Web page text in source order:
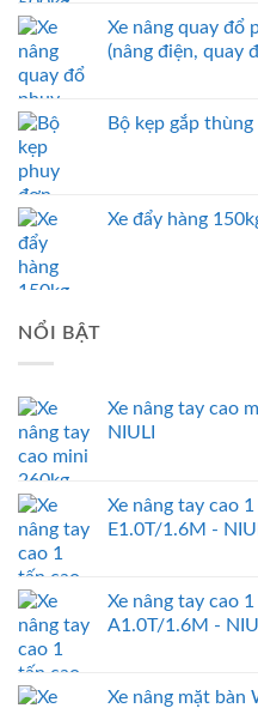
Xe nâng quay đổ
(nâng điện, quay
Bộ kẹp gắp
Xe đẩy hàng
NỔI BẬT
Xe nâng tay cao
NIULI
Xe nâng tay cao
E1.0T/1.6M -
Xe nâng tay cao
A1.0T/1.6M -
Xe nâng mặt bàn